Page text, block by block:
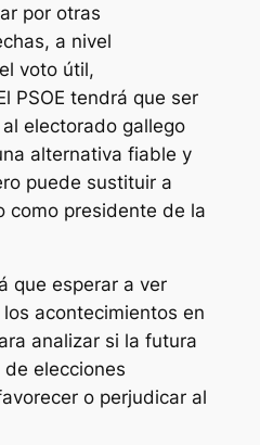
por otras
a nivel
voto útil,
PSOE tendrá que ser
electorado gallego
alternativa fiable y
puede sustituir a
como presidente de la
que esperar a ver
acontecimientos en
analizar si la futura
elecciones
o perjudicar al